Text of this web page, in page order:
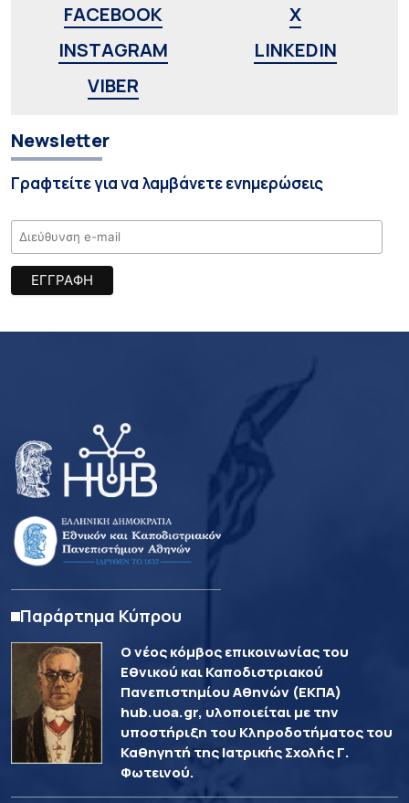
FACEBOOK
X
INSTAGRAM
LINKEDIN
VIBER
Newsletter
Γραφτείτε για να λαμβάνετε ενημερώσεις
Παράρτημα Κύπρου
Ο νέος κόμβος επικοινωνίας του
Εθνικού και Καποδιστριακού
Πανεπιστημίου Αθηνών (ΕΚΠΑ)
hub.uoa.gr, υλοποιείται με την
υποστήριξη του Κληροδοτήματος του
Καθηγητή της Ιατρικής Σχολής Γ.
Φωτεινού.